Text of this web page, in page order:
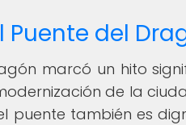
Puente del
marcó un hito
de la
puente también es